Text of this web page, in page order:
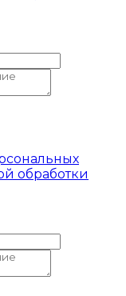
обработки